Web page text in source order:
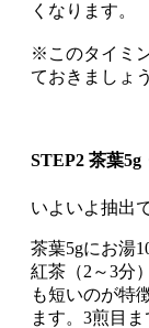
くなります。
※このタイミ
ておきましょう
STEP2 茶葉5g
いよいよ抽出
茶葉5gにお湯
紅茶（2～3分
も短いのが特
ます。3煎目